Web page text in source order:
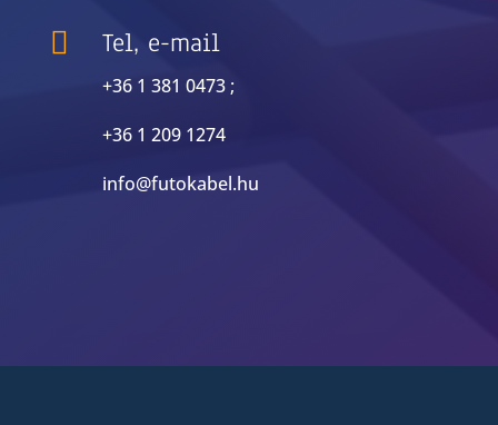
 Tel, e-mail
+36 1 381 0473 ;
+36 1 209 1274
info@futokabel.hu